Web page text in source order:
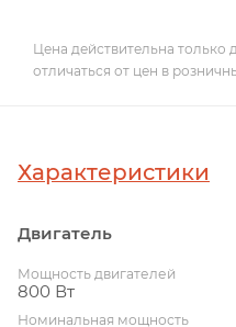
Цена действительна только
отличаться от цен в
Характеристики
Двигатель
Мощность двигателей
800 Вт
Номинальная мощность